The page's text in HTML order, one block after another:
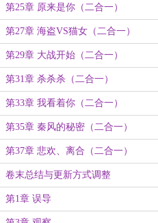
第25章 原来是你（二合一）
第27章 海盗VS猫女（二合一）
第29章 大战开始（二合一）
第31章 杀杀杀（二合一）
第33章 我看着你（二合一）
第35章 秦风的秘密（二合一）
第37章 悲欢、离合（二合一）
卷末总结与更新方式调整
第1章 误导